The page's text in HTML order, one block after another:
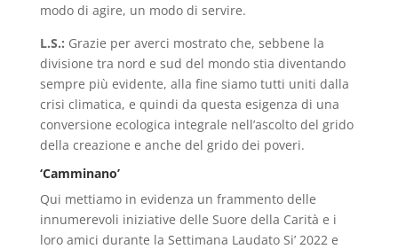
modo di agire, un modo di servire.
L.S.: Grazie per averci mostrato che, sebbene la
divisione tra nord e sud del mondo stia diventando
sempre più evidente, alla fine siamo tutti uniti dalla
crisi climatica, e quindi da questa esigenza di una
conversione ecologica integrale nell’ascolto del grido
della creazione e anche del grido dei poveri.
‘Camminano’
Qui mettiamo in evidenza un frammento delle
innumerevoli iniziative delle Suore della Carità e i
loro amici durante la Settimana Laudato Si’ 2022 e